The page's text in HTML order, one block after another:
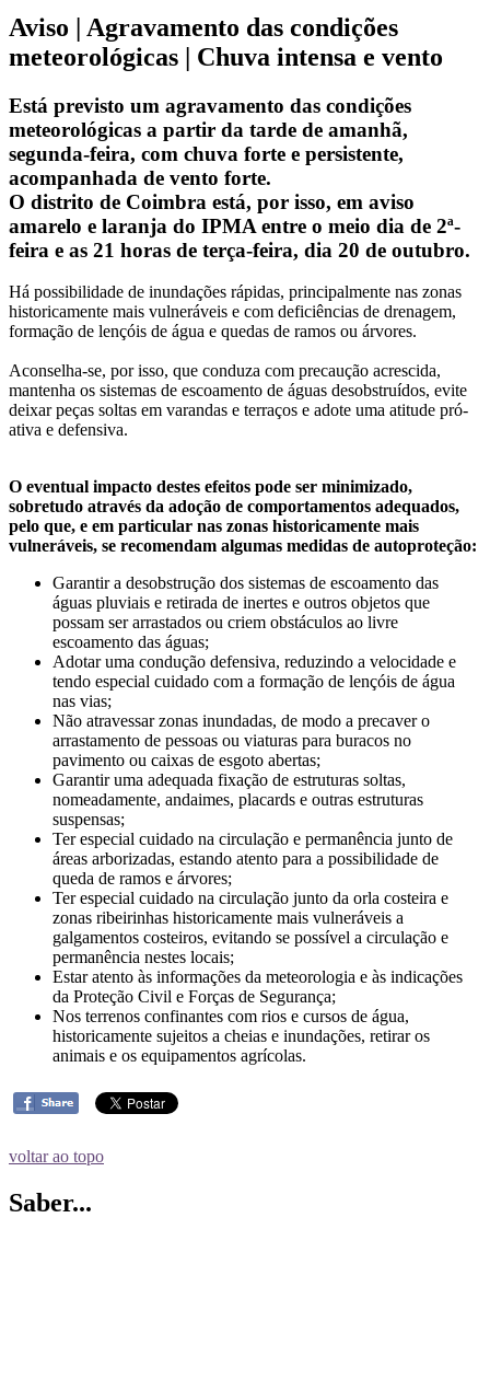
Aviso | Agravamento das condições
meteorológicas | Chuva intensa e vento
Está previsto um agravamento das condições
meteorológicas a partir da tarde de amanhã,
segunda-feira, com chuva forte e persistente,
acompanhada de vento forte.
O distrito de Coimbra está, por isso, em aviso
amarelo e laranja do IPMA entre o meio dia de 2ª-
feira e as 21 horas de terça-feira, dia 20 de outubro.
Há possibilidade de inundações rápidas, principalmente nas zonas
historicamente mais vulneráveis e com deficiências de drenagem,
formação de lençóis de água e quedas de ramos ou árvores.
Aconselha-se, por isso, que conduza com precaução acrescida,
mantenha os sistemas de escoamento de águas desobstruídos, evite
deixar peças soltas em varandas e terraços e adote uma atitude pró-
ativa e defensiva.
O eventual impacto destes efeitos pode ser minimizado,
sobretudo através da adoção de comportamentos adequados,
pelo que, e em particular nas zonas historicamente mais
vulneráveis, se recomendam algumas medidas de autoproteção:
Garantir a desobstrução dos sistemas de escoamento das
águas pluviais e retirada de inertes e outros objetos que
possam ser arrastados ou criem obstáculos ao livre
escoamento das águas;
Adotar uma condução defensiva, reduzindo a velocidade e
tendo especial cuidado com a formação de lençóis de água
nas vias;
Não atravessar zonas inundadas, de modo a precaver o
arrastamento de pessoas ou viaturas para buracos no
pavimento ou caixas de esgoto abertas;
Garantir uma adequada fixação de estruturas soltas,
nomeadamente, andaimes, placards e outras estruturas
suspensas;
Ter especial cuidado na circulação e permanência junto de
áreas arborizadas, estando atento para a possibilidade de
queda de ramos e árvores;
Ter especial cuidado na circulação junto da orla costeira e
zonas ribeirinhas historicamente mais vulneráveis a
galgamentos costeiros, evitando se possível a circulação e
permanência nestes locais;
Estar atento às informações da meteorologia e às indicações
da Proteção Civil e Forças de Segurança;
Nos terrenos confinantes com rios e cursos de água,
historicamente sujeitos a cheias e inundações, retirar os
animais e os equipamentos agrícolas.
voltar ao topo
Saber...